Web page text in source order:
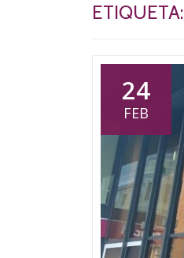
ETIQUETA:
24
FEB